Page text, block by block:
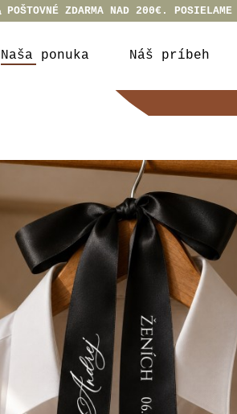
POŠTOVNÉ ZDARMA NAD 200€.
Naša ponuka Náš príbeh